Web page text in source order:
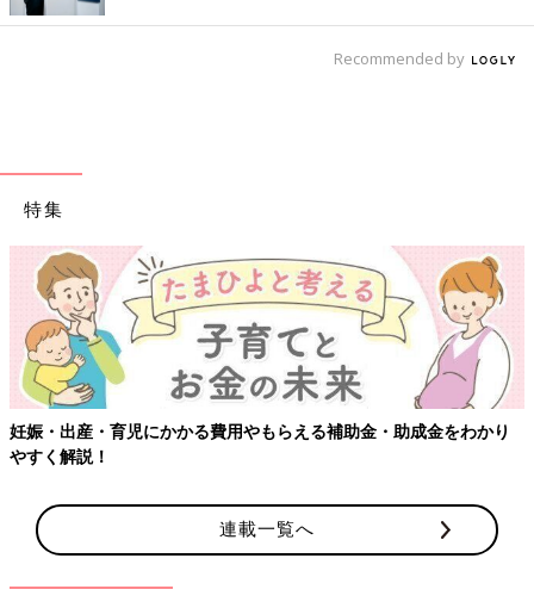
Recommended by
特集
・助成金をわかり 【ワクチン接種できるものも】妊婦の感染症
連載一覧へ